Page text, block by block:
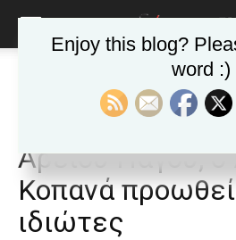
Ανακοινώσεις -
Ανακοινώσεις - Δελτία τύπου
ΑΡ.ΠΑ: Με την
Αρείου Πάγου,
Κοπανά
ιδιώτες
Enjoy this blog?
word :)